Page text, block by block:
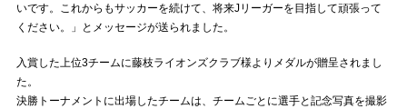
いです。これからもサッカーを続けて、将来Jリーガーを目指して頑張って
ください。」とメッセージが送られました。
入賞した上位3チームに藤枝ライオンズクラブ様よりメダルが贈呈されまし
た。
決勝トーナメントに出場したチームは、チームごとに選手と記念写真を撮影